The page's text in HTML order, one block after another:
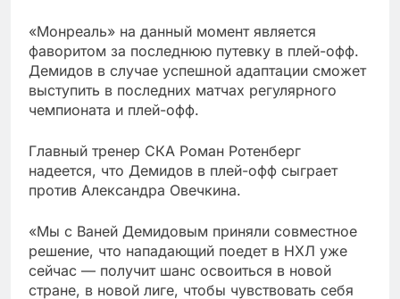
«Монреаль» на данный момент является
фаворитом за последнюю путевку в плей-офф.
Демидов в случае успешной адаптации сможет
выступить в последних матчах регулярного
чемпионата и плей-офф.
Главный тренер СКА Роман Ротенберг
надеется, что Демидов в плей-офф сыграет
против Александра Овечкина.
«Мы с Ваней Демидовым приняли совместное
решение, что нападающий поедет в НХЛ уже
сейчас — получит шанс освоиться в новой
стране, в новой лиге, чтобы чувствовать себя